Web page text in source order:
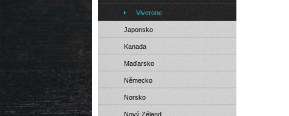
Viverone
Japonsko
Kanada
Maďarsko
Německo
Norsko
Nový Zéland